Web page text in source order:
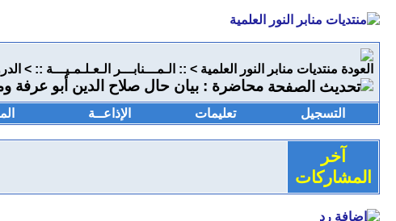
منتديات منابر النور العلمية > :: الـمـــنابـــر الـعـلـمـيـــة :: >
محاضرة : بيان حال صلاح الدين أبو عرفة وما عنده
التسجيل تعليمات الإذاعــة
آخر
المشاركات